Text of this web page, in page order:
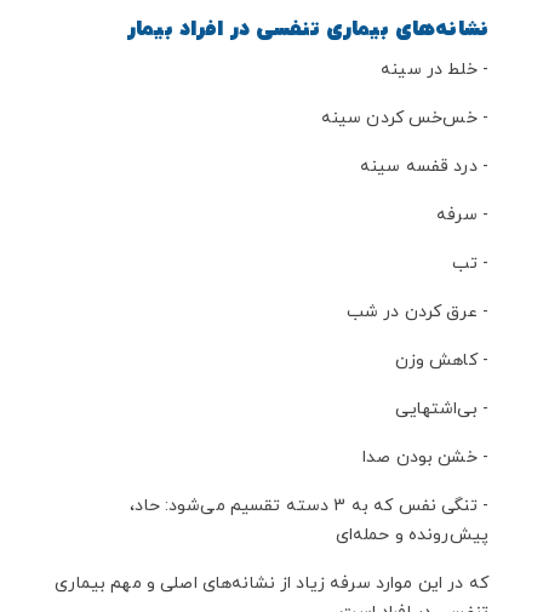
نشانه‌های بیماری تنفسی در افراد بیمار
- خلط در سینه
- خس‌خس کردن سینه
- درد قفسه سینه
- سرفه
- تب
- عرق کردن در شب
- کاهش وزن
- بی‌اشتهایی
- خشن بودن صدا
- تنگی نفس که به 3 دسته تقسیم می‌شود: حاد،
پیش‌رونده و حمله‌ای
که در این موارد سرفه زیاد از نشانه‌های اصلی و مهم بیماری